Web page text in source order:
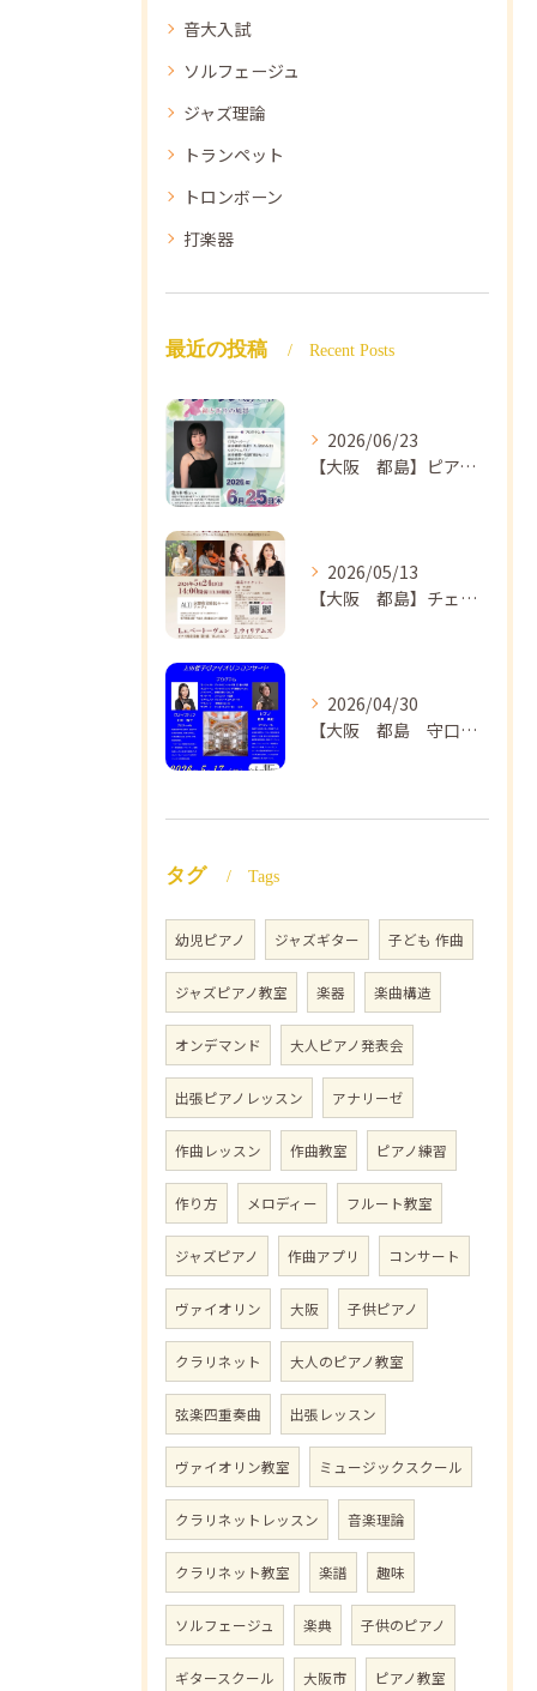
音大入試
ソルフェージュ
ジャズ理論
トランペット
トロンボーン
打楽器
最近の投稿 Recent Posts
2026/06/23
【大阪 都島】ピアノ教室ならNAOMIミュージックスクール ピアノ講師 佐々木唯先生のコンサートのご案内🎵
2026/05/13
【大阪 都島】チェロ教室 NAOMIミュージックスクール❣️チェリスト中島紗理先生のコンサートのご案内🎵
2026/04/30
【大阪 都島 守口】ヴァイオリン教室❣️NAOMIミュージックスクール🎵ヴァイオリン講師 上田哲子先生のコンサートのご案内❗️
タグ Tags
幼児ピアノ ジャズギター 子ども 作曲
ジャズピアノ教室 楽器 楽曲構造
オンデマンド 大人ピアノ発表会
出張ピアノレッスン アナリーゼ
作曲レッスン 作曲教室 ピアノ練習
作り方 メロディー フルート教室
ジャズピアノ 作曲アプリ コンサート
ヴァイオリン 大阪 子供ピアノ
クラリネット 大人のピアノ教室
弦楽四重奏曲 出張レッスン
ヴァイオリン教室 ミュージックスクール
クラリネットレッスン 音楽理論
クラリネット教室 楽譜 趣味
ソルフェージュ 楽典 子供のピアノ
ギタースクール 大阪市 ピアノ教室